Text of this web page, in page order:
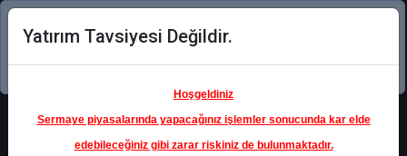
Şimdi uygulamayı indirin!
Yatırım Tavsiyesi Değildir.
Hoşgeldiniz
Sermaye piyasalarında yapacağınız işlemler sonucunda kar elde
edebileceğiniz gibi zarar riskiniz de bulunmaktadır.